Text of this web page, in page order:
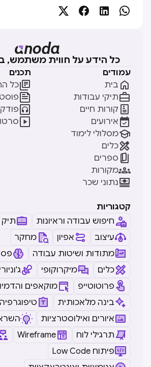




כל הידע על חווית משתמש,
עמודים
בית 
תיקי עבודות
קורות חיים 
אירועים 
מסלולי לימוד
כלים
ספרים 
מקורות
נתוני שכר
תכנים
כל



קטגוריות
חיפוש עבודה וראיונות
תיק
עיצוב
אפיון
מחקר
מתודות ושיטות עבודה
כלים
מיקרוקופי
פרוטוטייפ
מוקאפים
בינה מלאכותית
טיפוגרפיה
איורים ואילוסטרציות
תרגילי לוח
Wireframe
Low Code פיתוח